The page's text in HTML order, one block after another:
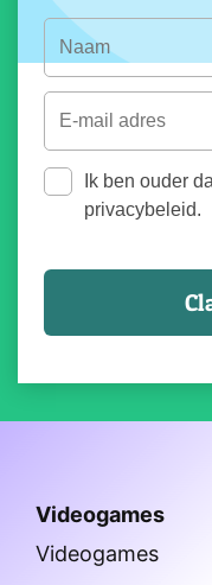
Ik ben ouder
privacybeleid.
Videogames
Videogames